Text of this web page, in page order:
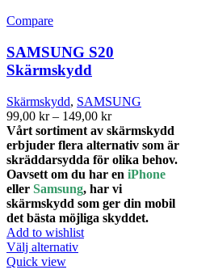
De
olika
alternativen
väljas
på
produktsidan
Compare
SAMSUNG S20
Skärmskydd
Skärmskydd, SAMSUNG
99,00 kr – 149,00 krPrisintervall:
99,00 kr
till
149,00 kr
Vårt sortiment av skärmskydd
erbjuder flera alternativ som är
skräddarsydda för olika behov.
Oavsett om du har en iPhone
eller Samsung, har vi
skärmskydd som ger din mobil
det bästa möjliga skyddet.
Add to wishlist
Välj alternativDen
Quick view